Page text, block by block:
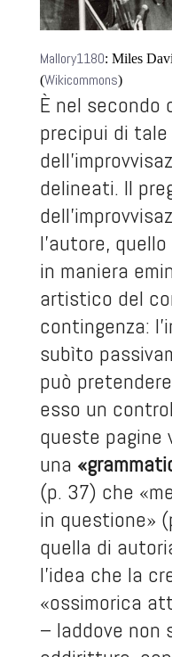
Mallory1180: Miles
(Wikicommons)
È nel
precipui di
delineati. Il
l’autore,
in maniera
artistico del
contingenza:
subìto
può
esso un
queste pagine
una
(p. 37) che
in questione»
quella di
l’idea che la
«ossimorica
– laddove non